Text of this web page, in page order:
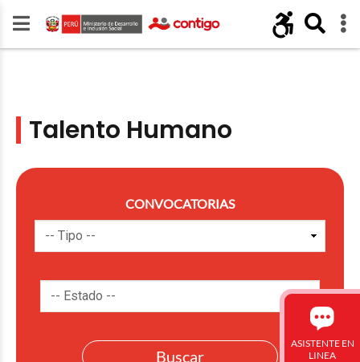
Talento Humano
CONVOCATORIAS
ASISTENTE EN
LINEA